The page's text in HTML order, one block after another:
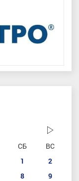
СБ
ВС
1
2
8
9